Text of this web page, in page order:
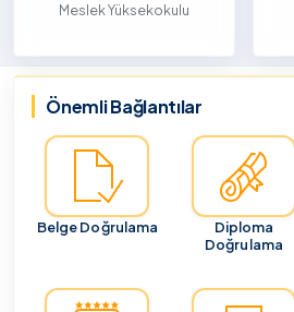
Meslek Yüksekokulu
Önemli Bağlantılar
Belge Doğrulama
Diploma
Doğrulama